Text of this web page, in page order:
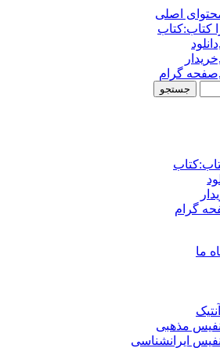
اصلی
جستجو
ما
مذهبی
ایرانشناسی